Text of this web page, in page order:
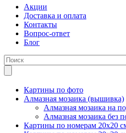
Акции
Доставка и оплата
Контакты
Вопрос-ответ
Блог
Картины по фото
Алмазная мозаика (вышивка)
Алмазная мозаика на
Алмазная мозаика без
Картины по номерам 20х20